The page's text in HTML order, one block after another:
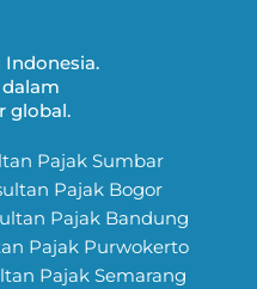
global.
Pajak Sumbar
Pajak Bogor
Pajak Bandung
Pajak Purwokerto
Pajak Semarang